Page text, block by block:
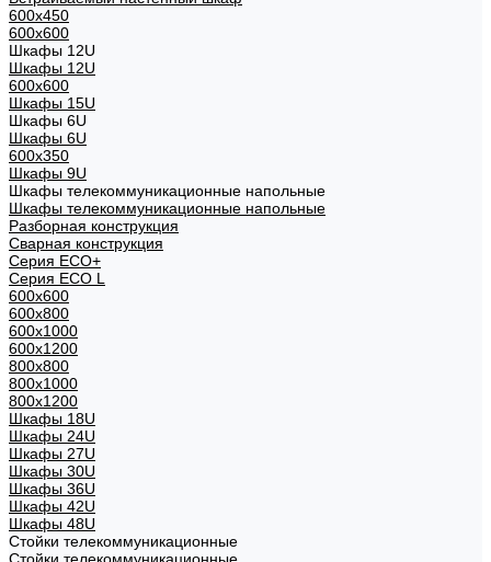
600x450
600x600
Шкафы 12U
Шкафы 12U
600x600
Шкафы 15U
Шкафы 6U
Шкафы 6U
600x350
Шкафы 9U
Шкафы телекоммуникационные напольные
Шкафы телекоммуникационные напольные
Разборная конструкция
Сварная конструкция
Серия ECO+
Серия ECO L
600x600
600x800
600х1000
600х1200
800x800
800х1000
800х1200
Шкафы 18U
Шкафы 24U
Шкафы 27U
Шкафы 30U
Шкафы 36U
Шкафы 42U
Шкафы 48U
Стойки телекоммуникационные